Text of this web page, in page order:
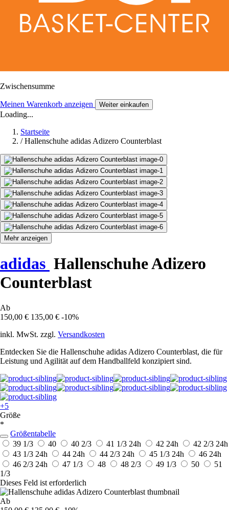
Zwischensumme
Meinen Warenkorb anzeigen Weiter einkaufen
Loading...
Startseite
/ Hallenschuhe adidas Adizero Counterblast
Mehr anzeigen
adidas Hallenschuhe Adizero
Counterblast
Ab
150,00 € 135,00 € -10%
inkl. MwSt. zzgl. Versandkosten
Entdecken Sie die Hallenschuhe adidas Adizero Counterblast, die für
Leistung und Agilität auf dem Handballfeld konzipiert sind.
+5
Größe
*
Größentabelle
39 1/3
40 40 2/3 41 1/3 24h 42 24h 42 2/3 24h
43 1/3 24h 44 24h 44 2/3 24h 45 1/3 24h 46 24h
46 2/3 24h 47 1/3 48 48 2/3 49 1/3 50
51
1/3
Dieses Feld ist erforderlich
Ab